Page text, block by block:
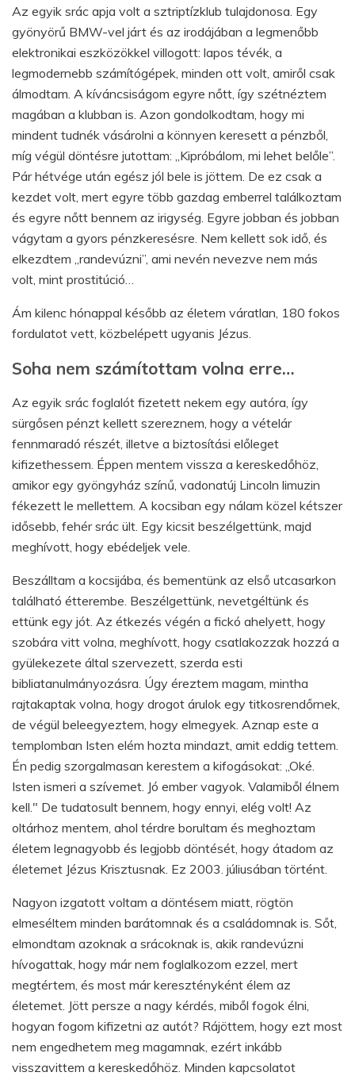
Az egyik srác apja volt a sztriptízklub tulajdonosa. Egy
gyönyörű BMW-vel járt és az irodájában a legmenőbb
elektronikai eszközökkel villogott: lapos tévék, a
legmodernebb számítógépek, minden ott volt, amiről csak
álmodtam. A kíváncsiságom egyre nőtt, így szétnéztem
magában a klubban is. Azon gondolkodtam, hogy mi
mindent tudnék vásárolni a könnyen keresett a pénzből,
míg végül döntésre jutottam: „Kipróbálom, mi lehet belőle”.
Pár hétvége után egész jól bele is jöttem. De ez csak a
kezdet volt, mert egyre több gazdag emberrel találkoztam
és egyre nőtt bennem az irigység. Egyre jobban és jobban
vágytam a gyors pénzkeresésre. Nem kellett sok idő, és
elkezdtem „randevúzni”, ami nevén nevezve nem más
volt, mint prostitúció…
Ám kilenc hónappal később az életem váratlan, 180 fokos
fordulatot vett, közbelépett ugyanis Jézus.
Soha nem számítottam volna erre…
Az egyik srác foglalót fizetett nekem egy autóra, így
sürgősen pénzt kellett szereznem, hogy a vételár
fennmaradó részét, illetve a biztosítási előleget
kifizethessem. Éppen mentem vissza a kereskedőhöz,
amikor egy gyöngyház színű, vadonatúj Lincoln limuzin
fékezett le mellettem. A kocsiban egy nálam közel kétszer
idősebb, fehér srác ült. Egy kicsit beszélgettünk, majd
meghívott, hogy ebédeljek vele.
Beszálltam a kocsijába, és bementünk az első utcasarkon
található étterembe. Beszélgettünk, nevetgéltünk és
ettünk egy jót. Az étkezés végén a fickó ahelyett, hogy
szobára vitt volna, meghívott, hogy csatlakozzak hozzá a
gyülekezete által szervezett, szerda esti
bibliatanulmányozásra. Úgy éreztem magam, mintha
rajtakaptak volna, hogy drogot árulok egy titkosrendőrnek,
de végül beleegyeztem, hogy elmegyek. Aznap este a
templomban Isten elém hozta mindazt, amit eddig tettem.
Én pedig szorgalmasan kerestem a kifogásokat: „Oké.
Isten ismeri a szívemet. Jó ember vagyok. Valamiből élnem
kell." De tudatosult bennem, hogy ennyi, elég volt! Az
oltárhoz mentem, ahol térdre borultam és meghoztam
életem legnagyobb és legjobb döntését, hogy átadom az
életemet Jézus Krisztusnak. Ez 2003. júliusában történt.
Nagyon izgatott voltam a döntésem miatt, rögtön
elmeséltem minden barátomnak és a családomnak is. Sőt,
elmondtam azoknak a srácoknak is, akik randevúzni
hívogattak, hogy már nem foglalkozom ezzel, mert
megtértem, és most már keresztényként élem az
életemet. Jött persze a nagy kérdés, miből fogok élni,
hogyan fogom kifizetni az autót? Rájöttem, hogy ezt most
nem engedhetem meg magamnak, ezért inkább
visszavittem a kereskedőhöz. Minden kapcsolatot